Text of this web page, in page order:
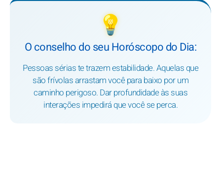
💡
O conselho do seu Horóscopo do Dia:
Pessoas sérias te trazem estabilidade. Aquelas que
são frívolas arrastam você para baixo por um
caminho perigoso. Dar profundidade às suas
interações impedirá que você se perca.